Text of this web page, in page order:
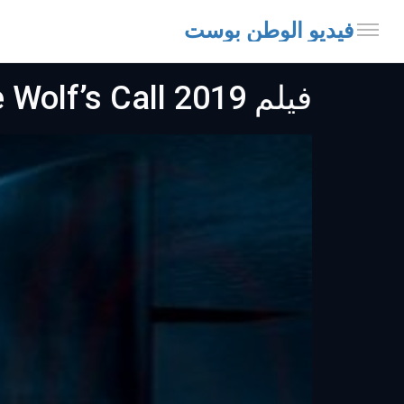
فيديو الوطن بوست
فيلم The Wolf’s Call 2019 مترجم اون لاين نداء الذئب